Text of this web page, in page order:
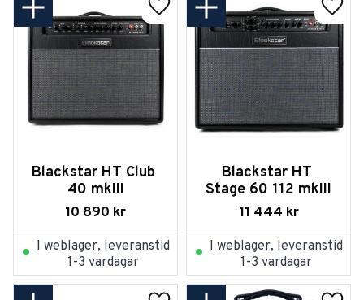
Blackstar HT Club
40 mkIII
10 890 kr
Lägg till i favoriter
I weblager, leveranstid
1-3 vardagar
Blackstar HT
Stage 60 112 mkIII
11 444 kr
I weblager, leveranstid
1-3 vardagar